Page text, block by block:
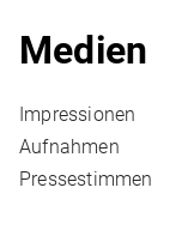
Medien
Impressionen
Aufnahmen
Pressestimmen